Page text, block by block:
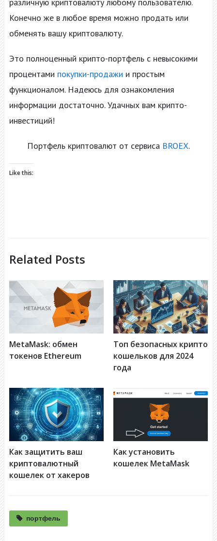
Конечно же в любое время можно продать или
обменять вашу криптовалюту.
Это полноценный крипто-портфель с невысокими
процентами покупки-продажи и простым
функционалом. Надеюсь для ознакомления
информации достаточно. Удачных вам крипто-
инвестиций!
Портфель криптовалют от сервиса BROEX.
Like this:
Related Posts
MetaMask: обмен
токенов Ethereum
Топ безопасных крипто
кошельков для 2024
года
Как защитить ваш
криптовалютный
кошелек от хакеров
Как установить
кошелек MetaMask
портфель